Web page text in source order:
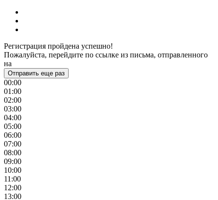
Регистрация пройдена успешно!
Пожалуйста, перейдите по ссылке из письма, отправленного
на
Отправить еще раз
00:00
01:00
02:00
03:00
04:00
05:00
06:00
07:00
08:00
09:00
10:00
11:00
12:00
13:00